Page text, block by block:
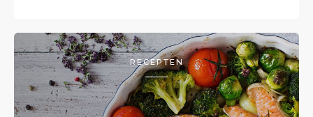
RECEPTEN